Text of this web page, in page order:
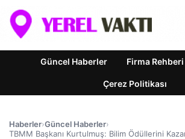
Güncel Haberler Firma Rehberi
Çerez Politikası
Haberler›Güncel Haberler›
TBMM Başkanı Kurtulmuş: Bilim Ödüllerini